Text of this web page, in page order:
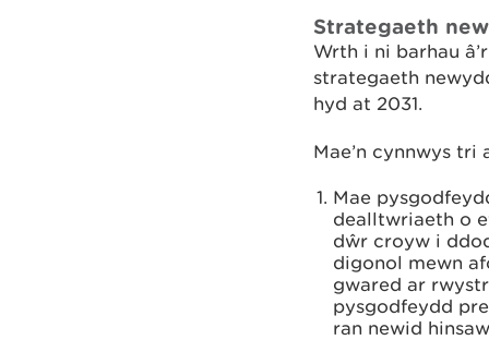
Strategaeth
Wrth i ni barhau
strategaeth
hyd at 2031.
Mae’n cynnwys
Mae
dealltwriaeth o
dŵr croyw i
digonol mewn
gwared ar
pysgodfeydd
ran newid